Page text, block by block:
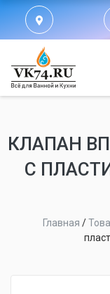
КЛАПАН
С
Главная /